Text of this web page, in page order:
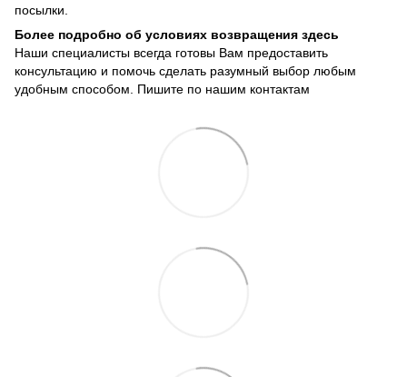
посылки.
Более подробно об условиях возвращения здесь
Наши специалисты всегда готовы Вам предоставить
консультацию и помочь сделать разумный выбор любым
удобным способом. Пишите по нашим контактам